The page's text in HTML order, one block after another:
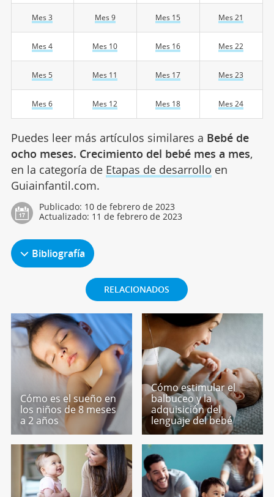
Mes 3 Mes 9 Mes 15 Mes 21
Mes 4 Mes 10 Mes 16 Mes 22
Mes 5 Mes 11 Mes 17 Mes 23
Mes 6 Mes 12 Mes 18 Mes 24
Puedes leer más artículos similares a Bebé de
ocho meses. Crecimiento del bebé mes a mes,
en la categoría de Etapas de desarrollo en
Guiainfantil.com.
Publicado: 10 de febrero de 2023
Actualizado: 11 de febrero de 2023
Bibliografía
RELACIONADOS
Cómo es el sueño en
los niños de 8 meses
a 2 años
Cómo estimular el
balbuceo y la
adquisición del
lenguaje del bebé